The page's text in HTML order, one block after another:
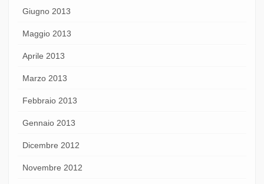
Giugno 2013
Maggio 2013
Aprile 2013
Marzo 2013
Febbraio 2013
Gennaio 2013
Dicembre 2012
Novembre 2012